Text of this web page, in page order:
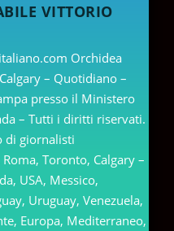
VITTORIO
Orchidea
– Quotidiano –
presso il Ministero
– Tutti i diritti riservati.
di giornalisti
Toronto, Calgary –
USA, Messico,
Uruguay, Venezuela,
Europa, Mediterraneo,